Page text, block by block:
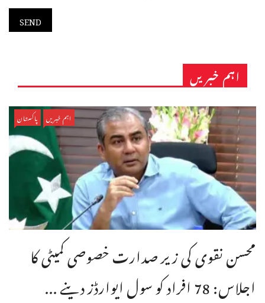
اہم خبریں
اہم خبریں پاکستان
محسن نقوی کی زیر صدارت خصوصی کمیٹی کا
اجلاس: 78 افراد کو سول ایوارڈز دینے ...